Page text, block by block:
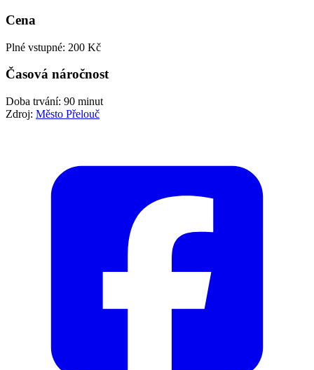
Cena
Plné vstupné: 200 Kč
Časová náročnost
Doba trvání: 90 minut
Zdroj: Město Přelouč